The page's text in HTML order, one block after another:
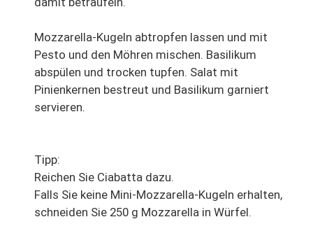
Mozzarella-Kugeln abtropfen lassen und mit
Pesto und den Möhren mischen. Basilikum
abspülen und trocken tupfen. Salat mit
Pinienkernen bestreut und Basilikum garniert
servieren.
Tipp:
Reichen Sie Ciabatta dazu.
Falls Sie keine Mini-Mozzarella-Kugeln erhalten,
schneiden Sie 250 g Mozzarella in Würfel.